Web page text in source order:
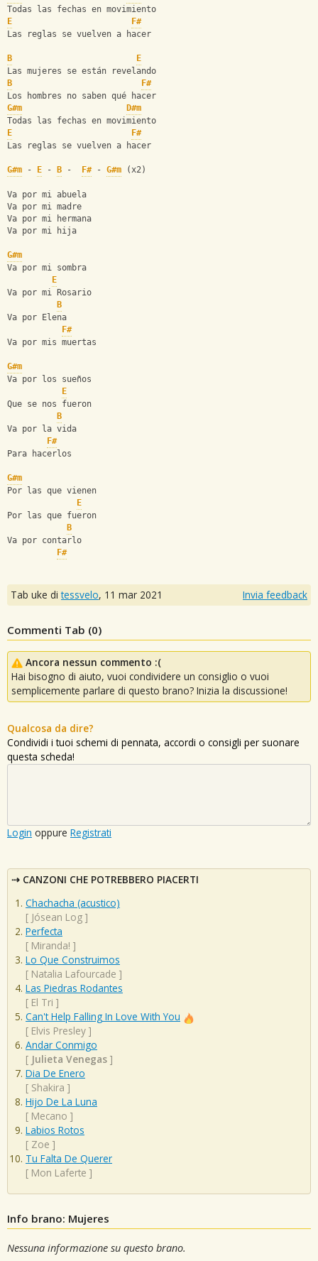
Todas las fechas en movimiento
E
F#
Las reglas se vuelven a hacer
B
E
Las mujeres se están revelando
B
F#
Los hombres no saben qué hacer
G#m
D#m
Todas las fechas en movimiento
E
F#
Las reglas se vuelven a hacer
G#m - E - B - F# - G#m (x2)
Va por mi abuela
Va por mi madre
Va por mi hermana
Va por mi hija
G#m
Va por mi sombra
E
Va por mi Rosario
B
Va por Elena
F#
Va por mis muertas
G#m
Va por los sueños
E
Que se nos fueron
B
Va por la vida
F#
Para hacerlos
G#m
Por las que vienen
E
Por las que fueron
B
Va por contarlo
F#
Tab uke ditessvelo, 11 mar 2021 Invia feedback
Commenti Tab (0)
Ancora nessun commento :(
Hai bisogno di aiuto, vuoi condividere un consiglio o vuoi
semplicemente parlare di questo brano? Inizia la discussione!
Qualcosa da dire?
Condividi i tuoi schemi di pennata, accordi o consigli per suonare
questa scheda!
Login oppure Registrati
CANZONI CHE POTREBBERO PIACERTI
Chachacha (acustico)
[ Jósean Log ]
Perfecta
[ Miranda! ]
Lo Que Construimos
[ Natalia Lafourcade ]
Las Piedras Rodantes
[ El Tri ]
Can't Help Falling In Love With You
[ Elvis Presley ]
Andar Conmigo
[ Julieta Venegas ]
Dia De Enero
[ Shakira ]
Hijo De La Luna
[ Mecano ]
Labios Rotos
[ Zoe ]
Tu Falta De Querer
[ Mon Laferte ]
Info brano: Mujeres
Nessuna informazione su questo brano.